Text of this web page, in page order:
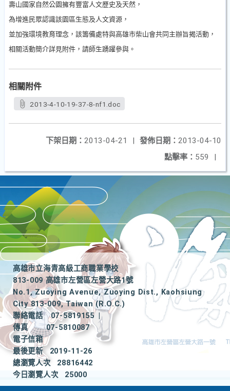
壽山國家自然公園擁有豐富人文歷史及天然，
為增進民眾認識該園區生態及人文資源，
並加強環境教育理念，該籌備處特與高雄市柴山會共同主辦旨揭活動，
相關活動簡介詳見附件，請師生踴躍參與。
相關附件
2013-4-10-19-37-8-nf1.doc
發佈日期： 2013-04-10
下架日期： 2013-04-21
|
點擊率： 559 |
高雄市立海青高級工商職業學校
813-009 高雄市左營區左營大路1號
No.1, Zuoying Avenue, Zuoying Dist., Kaohsiung
City 813-009, Taiwan (R.O.C.)
聯絡電話
07-5819155
|
傳真
07-5810087
電子信箱
最後更新
2019-11-26
總瀏覽人次
28816442
今日瀏覽人次
25000